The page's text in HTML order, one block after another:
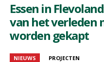
Essen in
van het verleden
worden gekapt
NIEUWS PROJECTEN